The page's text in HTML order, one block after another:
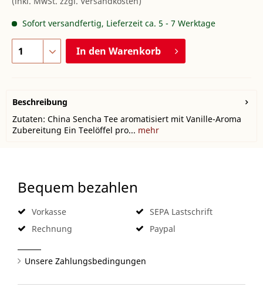
Sofort versandfertig, Lieferzeit ca. 5 - 7 Werktage
In den Warenkorb
Beschreibung
Zutaten: China Sencha Tee aromatisiert mit Vanille-Aroma
Zubereitung Ein Teelöffel pro... mehr
Bequem bezahlen
Vorkasse
Rechnung
SEPA Lastschrift
Paypal
Unsere Zahlungsbedingungen